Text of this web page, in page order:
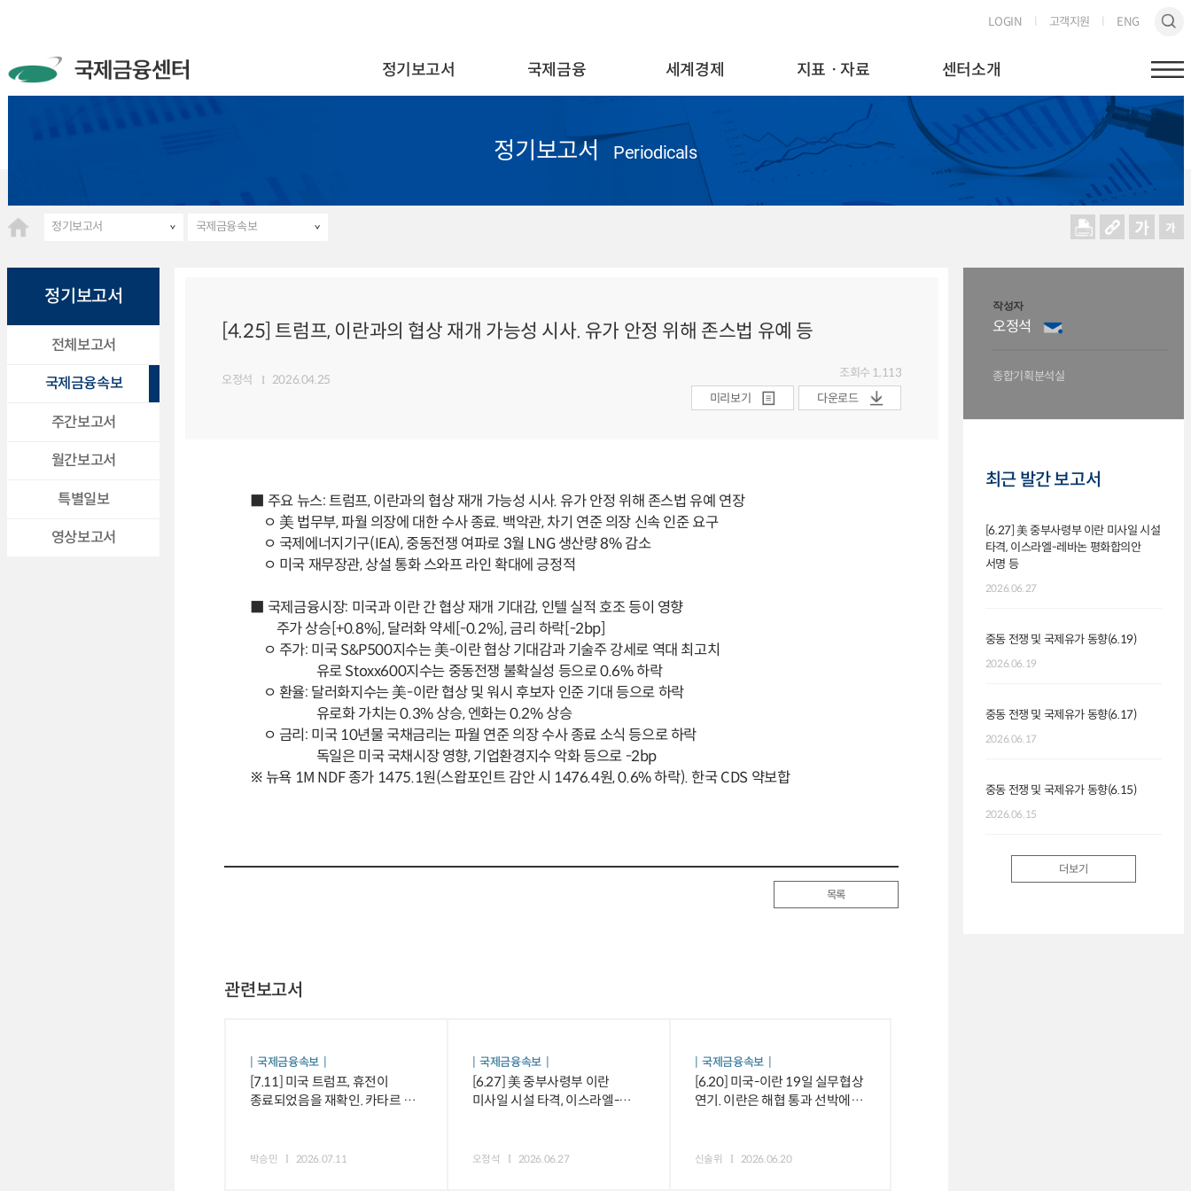
LOGIN 고객지원 ENG
정기보고서 국제금융 세계경제 지표ㆍ자료 센터소개
정기보고서 Periodicals
정기보고서 국제금융속보
정기보고서
전체보고서
국제금융속보
주간보고서
월간보고서
특별일보
영상보고서
[4.25] 트럼프, 이란과의 협상 재개 가능성 시사. 유가 안정 위해 존스법 유예 등
오정석 2026.04.25 조회수 1,113
미리보기
다운로드
■ 주요 뉴스: 트럼프, 이란과의 협상 재개 가능성 시사. 유가 안정 위해 존스법 유예 연장
ㅇ 美 법무부, 파월 의장에 대한 수사 종료. 백악관, 차기 연준 의장 신속 인준 요구
ㅇ 국제에너지기구(IEA), 중동전쟁 여파로 3월 LNG 생산량 8% 감소
ㅇ 미국 재무장관, 상설 통화 스와프 라인 확대에 긍정적
■ 국제금융시장: 미국과 이란 간 협상 재개 기대감, 인텔 실적 호조 등이 영향
주가 상승[+0.8%], 달러화 약세[-0.2%], 금리 하락[-2bp]
ㅇ 주가: 미국 S&P500지수는 美-이란 협상 기대감과 기술주 강세로 역대 최고치
유로 Stoxx600지수는 중동전쟁 불확실성 등으로 0.6% 하락
ㅇ 환율: 달러화지수는 美-이란 협상 및 워시 후보자 인준 기대 등으로 하락
유로화 가치는 0.3% 상승, 엔화는 0.2% 상승
ㅇ 금리: 미국 10년물 국채금리는 파월 연준 의장 수사 종료 소식 등으로 하락
독일은 미국 국채시장 영향, 기업환경지수 악화 등으로 -2bp
※ 뉴욕 1M NDF 종가 1475.1원(스왑포인트 감안 시 1476.4원, 0.6% 하락). 한국 CDS 약보합
목록
관련보고서
국제금융속보
[7.11] 미국 트럼프, 휴전이
종료되었음을 재확인. 카타르 등
박승민 2026.07.11
국제금융속보
[6.27] 美 중부사령부 이란
미사일 시설 타격, 이스라엘-
오정석 2026.06.27
국제금융속보
[6.20] 미국-이란 19일 실무협상
연기. 이란은 해협 통과 선박에
신술위 2026.06.20
작성자
오정석
종합기획분석실
최근 발간 보고서
[6.27] 美 중부사령부 이란 미사일 시설
타격, 이스라엘-레바논 평화합의안
서명 등
2026.06.27
중동 전쟁 및 국제유가 동향(6.19)
2026.06.19
중동 전쟁 및 국제유가 동향(6.17)
2026.06.17
중동 전쟁 및 국제유가 동향(6.15)
2026.06.15
더보기